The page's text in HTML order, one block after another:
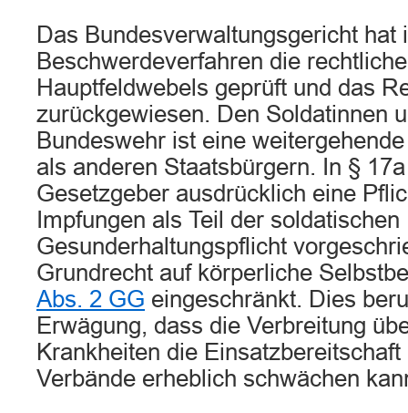
Das Bundesverwaltungsgericht hat
Beschwerdeverfahren die
Hauptfeldwebels geprüft und das
zurückgewiesen. Den Soldatinnen
Bundeswehr ist eine
als anderen Staatsbürgern. In §
Gesetzgeber ausdrücklich eine
Impfungen als Teil der soldatischen
Gesunderhaltungspflicht
Grundrecht auf körperliche
Abs. 2 GG eingeschränkt. Dies
Erwägung, dass die Verbreitung
Krankheiten die
Verbände erheblich schwächen